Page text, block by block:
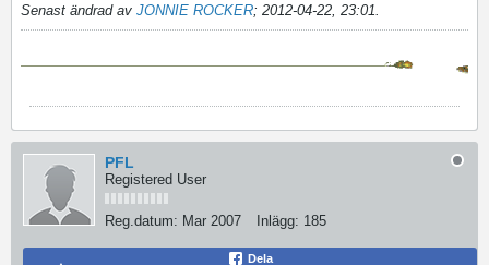
Senast ändrad av JONNIE ROCKER; 2012-04-22, 23:01.
PFL
Registered User
Reg.datum: Mar 2007 Inlägg: 185
Dela